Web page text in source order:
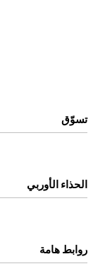
تسوّق
المتجر
الحذاء الأوربي
عن المتجر
روابط هامة